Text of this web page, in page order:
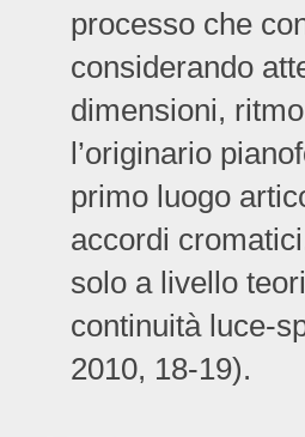
processo che
considerando
dimensioni,
l’originario
primo luogo
accordi
solo a livello
continuità luce-
2010, 18-19).